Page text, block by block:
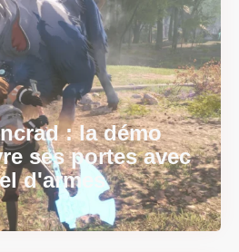
: la démo
ses portes avec
d'armes